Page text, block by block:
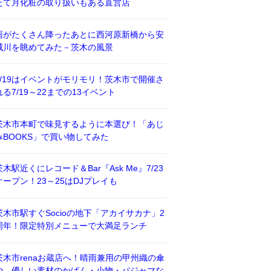
て月化粧の取り扱いもある直営店
がたくさん降ったあとに西河原新橋から安
川を眺めてみた－茨木の風景
19はイベントがモリモリ！茨木市で開催さ
る7/19～22までの13イベント
木市本町で味見するように本選び！「あじ
BOOKS」で買い物してみた
木駅近くにレコード＆Bar『Ask Me』7/23
ープン！23～25はDJプレイも
木市駅すぐSocioの地下「アカイサカナ」2
年！限定特別メニューで大満足ランチ
木市renaお蔵店へ！晴雨兼用の甲州織の傘